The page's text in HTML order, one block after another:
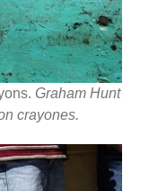
Graham Hunt
crayones.